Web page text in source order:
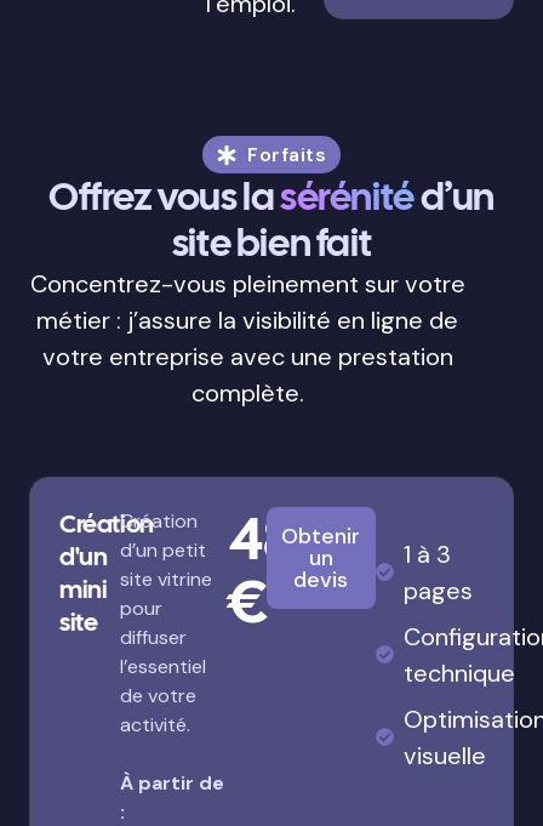
Forfaits
Offrez vous lasérénitéd’un
site bien fait
Concentrez-vous pleinement sur votre
métier : j’assure la visibilité en ligne de
votre entreprise avec une prestation
complète.
Création
d'un
mini
site
Création
d’un petit
site vitrine
pour
diffuser
l’essentiel
de votre
activité.
À partir de
:
480
€
Obtenir
un
devis
1 à 3
pages
technique
visuelle